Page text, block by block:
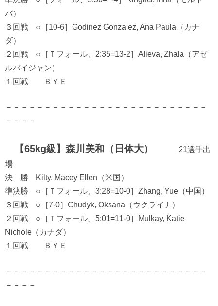
バ）
３回戦 ○［10-6］Godinez Gonzalez, Ana Paula（カナ
ダ）
２回戦 ○［Ｔフォール、2:35=13-2］Alieva, Zhala（アゼ
ルバイジャン）
１回戦 ＢＹＥ
－－－－－－－－－－－－－－－－－－－－－－－－－－
－－－－
【65kg級】森川美和（日体大）
21選手出
場
決 勝 Kilty, Macey Ellen（米国）
準決勝 ○［Ｔフォール、3:28=10-0］Zhang, Yue（中国）
３回戦 ○［7-0］Chudyk, Oksana（ウクライナ）
２回戦 ○［Ｔフォール、5:01=11-0］Mulkay, Katie
Nichole（カナダ）
１回戦 ＢＹＥ
－－－－－－－－－－－－－－－－－－－－－－－－－－
－－－－